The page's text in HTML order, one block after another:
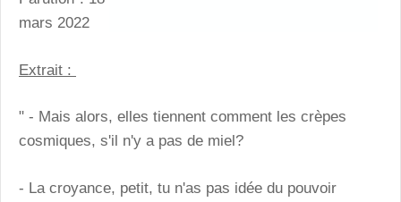
mars 2022
Extrait :
" - Mais alors, elles tiennent comment les crèpes
cosmiques, s'il n'y a pas de miel?
- La croyance, petit, tu n'as pas idée du pouvoir